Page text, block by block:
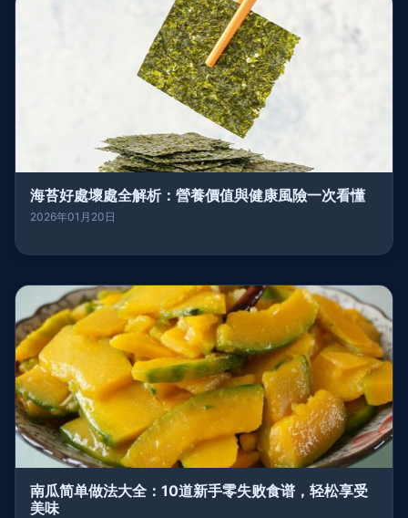
海苔好處壞處全解析：營養價值與健康風險一次看懂
2026年01月20日
南瓜简单做法大全：10道新手零失败食谱，轻松享受
美味